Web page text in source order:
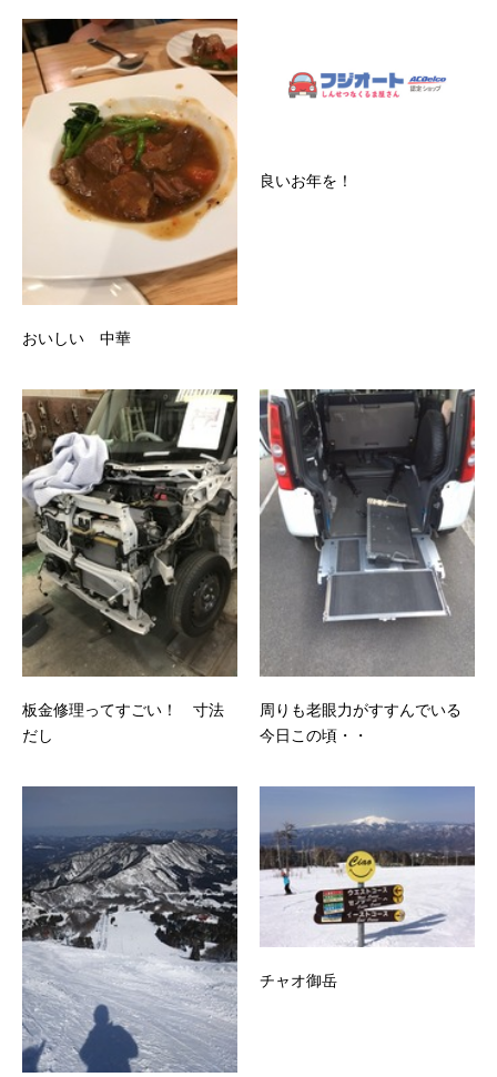
おいしい 中華
良いお年を！
板金修理ってすごい！ 寸法
だし
周りも老眼力がすすんでいる
今日この頃・・
チャオ御岳